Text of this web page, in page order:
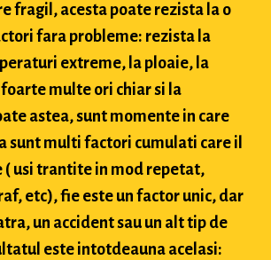
fragil, acesta poate rezista la o
fara probleme: rezista la
extreme, la ploaie, la
multe ori chiar si la
astea, sunt momente in care
sunt multi factori cumulati care il
( usi trantite in mod repetat,
etc), fie este un factor unic, dar
un accident sau un alt tip de
este intotdeauna acelasi: